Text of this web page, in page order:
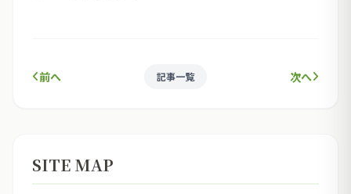
前へ 記事一覧 次へ
SITE MAP